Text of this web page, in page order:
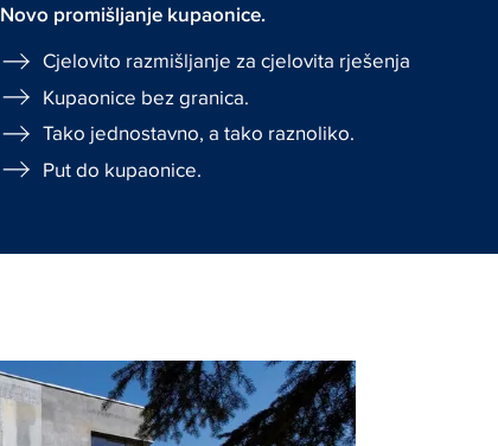
Novo promišljanje kupaonice.
Cjelovito razmišljanje za cjelovita rješenja
Kupaonice bez granica.
Tako jednostavno, a tako raznoliko.
Put do kupaonice.